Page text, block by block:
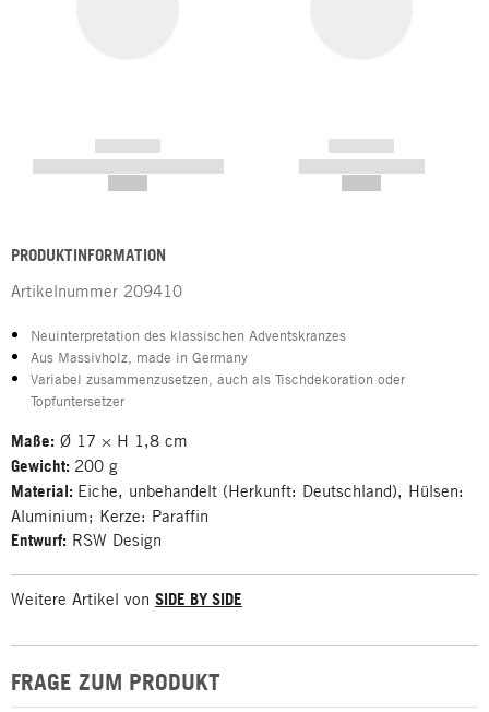
------------
----------- ----------- -----------
------------
----------- -----------
PRODUKTINFORMATION
Artikelnummer 209410
Neuinterpretation des klassischen Adventskranzes
Aus Massivholz, made in Germany
Variabel zusammenzusetzen, auch als Tischdekoration oder
Topfuntersetzer
Maße: Ø 17 × H 1,8 cm
Gewicht: 200 g
Material: Eiche, unbehandelt (Herkunft: Deutschland), Hülsen:
Aluminium; Kerze: Paraffin
Entwurf: RSW Design
Weitere Artikel von SIDE BY SIDE
FRAGE ZUM PRODUKT